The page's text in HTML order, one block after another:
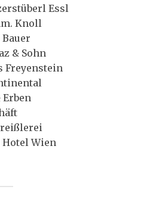
Essl
Knoll
& Sohn
Freyenstein
Erben
Hotel Wien